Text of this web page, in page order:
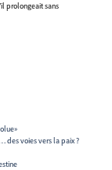
prolongeait sans
des voies vers la paix ?